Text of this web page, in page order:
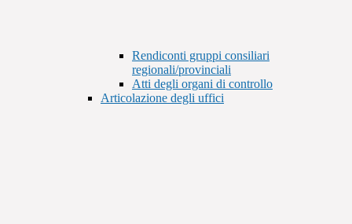
Rendiconti gruppi consiliari
regionali/provinciali
Atti degli organi di controllo
Articolazione degli uffici